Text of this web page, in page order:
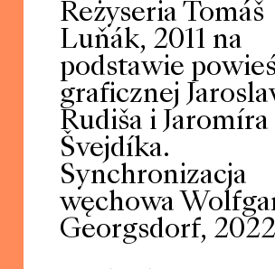
Reżyseria Tomáš
Luňák, 2011 na
podstawie
graficznej
Rudiša i Jaromíra
Švejdíka.
Synchronizacja
węchowa
Georgsdorf,